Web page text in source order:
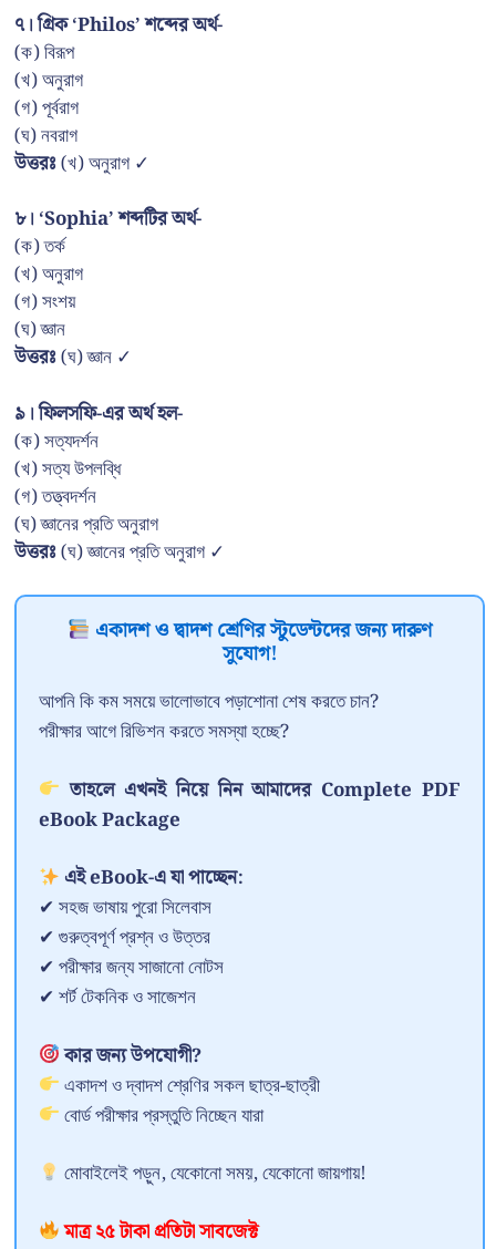
৭। গ্রিক ‘Philos’ শব্দের অর্থ-
(ক) বিরূপ
(খ) অনুরাগ
(গ) পূর্বরাগ
(ঘ) নবরাগ
উত্তরঃ(খ) অনুরাগ ✓
৮। ‘Sophia’ শব্দটির অর্থ-
(ক) তর্ক
(খ) অনুরাগ
(গ) সংশয়
(ঘ) জ্ঞান
উত্তরঃ(ঘ) জ্ঞান ✓
৯। ফিলসফি-এর অর্থ হল-
(ক) সত্যদর্শন
(খ) সত্য উপলব্ধি
(গ) তত্ত্বদর্শন
(ঘ) জ্ঞানের প্রতি অনুরাগ
উত্তরঃ(ঘ) জ্ঞানের প্রতি অনুরাগ ✓
একাদশ ও দ্বাদশ শ্রেণির স্টুডেন্টদের জন্য দারুণ
সুযোগ!
আপনি কি কম সময়ে ভালোভাবে পড়াশোনা শেষ করতে চান?
পরীক্ষার আগে রিভিশন করতে সমস্যা হচ্ছে?
তাহলে এখনই নিয়ে নিন আমাদের Complete PDF
eBook Package
এই eBook-এ যা পাচ্ছেন:
✔ সহজ ভাষায় পুরো সিলেবাস
✔ গুরুত্বপূর্ণ প্রশ্ন ও উত্তর
✔ পরীক্ষার জন্য সাজানো নোটস
✔ শর্ট টেকনিক ও সাজেশন
কার জন্য উপযোগী?
একাদশ ও দ্বাদশ শ্রেণির সকল ছাত্র-ছাত্রী
বোর্ড পরীক্ষার প্রস্তুতি নিচ্ছেন যারা
মোবাইলেই পড়ুন, যেকোনো সময়, যেকোনো জায়গায়!
মাত্র ২৫ টাকা প্রতিটা সাবজেক্ট